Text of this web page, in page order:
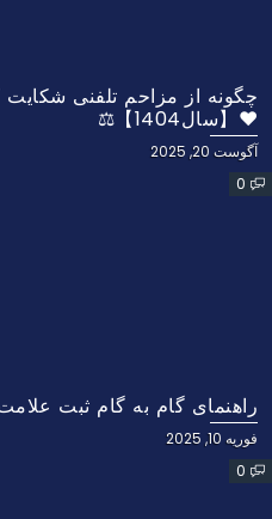
چگونه از مزاحم تلفنی شکایت
❤️【سال1404】⚖️
آگوست 20, 2025
0
راهنمای گام به گام ثبت
فوریه 10, 2025
0